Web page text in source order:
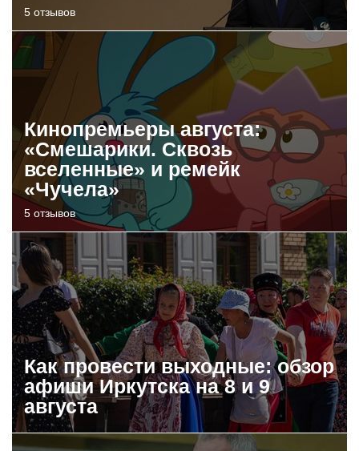
5 отзывов
Кинопремьеры августа:
«Смешарики. Сквозь
вселенные» и ремейк
«Чучела»
5 отзывов
Как провести выходные: обзор
афиши Иркутска на 8 и 9
августа